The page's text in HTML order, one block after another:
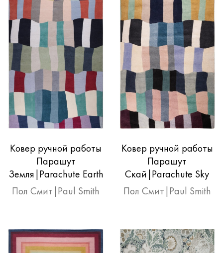
Ковер ручной работы
Парашут
Земля|Parachute Earth
Пол Смит|Paul Smith
Ковер ручной работы
Парашут
Скай|Parachute Sky
Пол Смит|Paul Smith